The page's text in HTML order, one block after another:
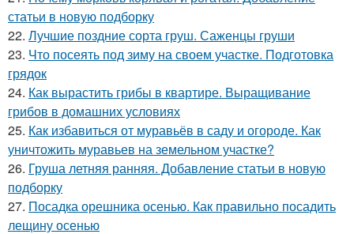
статьи в новую подборку
22. Лучшие поздние сорта груш. Саженцы груши
23. Что посеять под зиму на своем участке. Подготовка
грядок
24. Как вырастить грибы в квартире. Выращивание
грибов в домашних условиях
25. Как избавиться от муравьёв в саду и огороде. Как
уничтожить муравьев на земельном участке?
26. Груша летняя ранняя. Добавление статьи в новую
подборку
27. Посадка орешника осенью. Как правильно посадить
лещину осенью